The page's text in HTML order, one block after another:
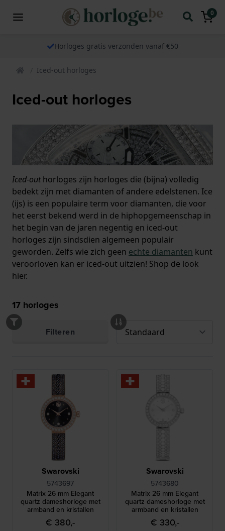
0
Horloges gratis verzonden vanaf €50
Iced-out horloges
Iced-out horloges
Iced-outhorloges zijn horloges die (bijna) volledig
bedekt zijn met diamanten of andere edelstenen. Ice
(ijs) is een populaire term voor diamanten, die voor
het eerst bekend werd in de hiphopgemeenschap in
het begin van de jaren negentig en iced-out
horloges zijn sindsdien algemeen populair
geworden. Zelfs wie zich geen echte diamanten kunt
veroorloven kan er iced-out uitzien! Shop de look
hier.
17 horloges
Filteren
Swarovski
5743697
Matrix 26 mm Elegant
quartz dameshorloge met
armband en kristallen
€ 380,-
Swarovski
5743680
Matrix 26 mm Elegant
quartz dameshorloge met
armband en kristallen
€ 330,-